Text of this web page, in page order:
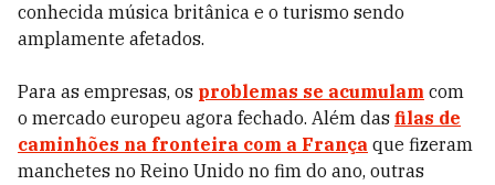
conhecida música britânica e o turismo sendo
amplamente afetados.
Para as empresas, os problemas se acumulam com
o mercado europeu agora fechado. Além das filas de
caminhões na fronteira com a França que fizeram
manchetes no Reino Unido no fim do ano, outras